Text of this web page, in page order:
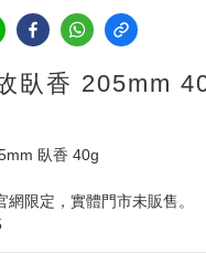
臥香 205mm
臥香 40g
限定，實體門市未販售。